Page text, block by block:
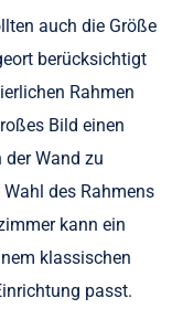
auch die Größe
berücksichtigt
Rahmen
Bild einen
Wand zu
des Rahmens
kann ein
klassischen
passt.